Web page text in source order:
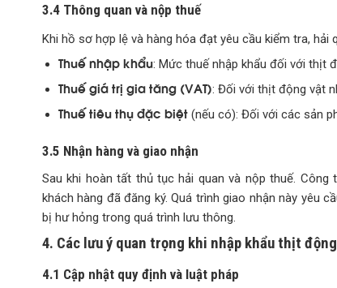
3.4 Thông quan và nộp thuế
Khi hồ sơ hợp lệ và hàng hóa đạt yêu cầu kiểm tra, hải
Thuế nhập khẩu: Mức thuế nhập khẩu đối với thịt
Thuế giá trị gia tăng (VAT): Đối với thịt động vật
Thuế tiêu thụ đặc biệt(nếu có): Đối với các sản
3.5 Nhận hàng và giao nhận
Sau khi hoàn tất thủ tục hải quan và nộp thuế.
khách hàng đã đăng ký. Quá trình giao nhận này yêu
bị hư hỏng trong quá trình lưu thông.
4. Các lưu ý quan trọng khi nhập khẩu thịt
4.1 Cập nhật quy định và luật pháp